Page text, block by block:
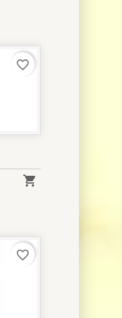

favorite_border
favorite_border